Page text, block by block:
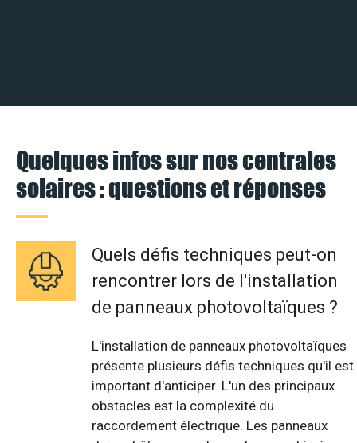
Quelques infos sur nos centrales
solaires : questions et réponses
Quels défis techniques peut-on
rencontrer lors de l'installation
de panneaux photovoltaïques ?
L'installation de panneaux photovoltaïques
présente plusieurs défis techniques qu'il est
important d'anticiper. L'un des principaux
obstacles est la complexité du
raccordement électrique. Les panneaux